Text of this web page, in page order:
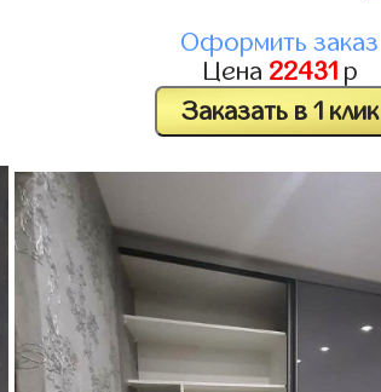
Оформить заказ
Цена 22431 р
Заказать в 1 клик